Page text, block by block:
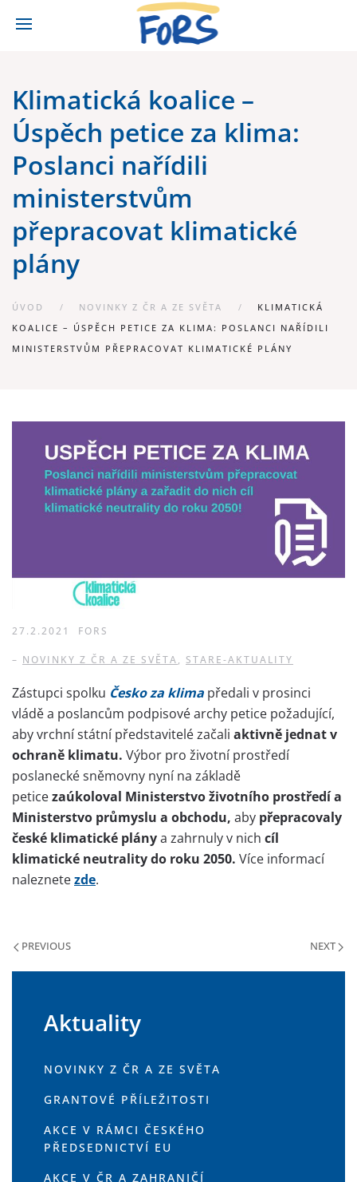
Klimatická koalice –
Úspěch petice za klima:
Poslanci nařídili
ministerstvům
přepracovat klimatické
plány
ÚVOD NOVINKY Z ČR A ZE SVĚTA
KLIMATICKÁ
KOALICE – ÚSPĚCH PETICE ZA KLIMA: POSLANCI NAŘÍDILI
MINISTERSTVŮM PŘEPRACOVAT KLIMATICKÉ PLÁNY
27.2.2021 FORS
– NOVINKY Z ČR A ZE SVĚTA, STARE-AKTUALITY
Zástupci spolku Česko za klima předali v prosinci
vládě a poslancům podpisové archy petice požadující,
aby vrchní státní představitelé začali aktivně jednat v
ochraně klimatu. Výbor pro životní prostředí
poslanecké sněmovny nyní na základě
peticezaúkoloval Ministerstvo životního prostředí a
Ministerstvo průmyslu a obchodu, aby přepracovaly
české klimatické plánya zahrnuly v nich cíl
klimatické neutrality do roku 2050. Více informací
naleznetezde.
PREVIOUS NEXT
Aktuality
NOVINKY Z ČR A ZE SVĚTA
GRANTOVÉ PŘÍLEŽITOSTI
AKCE V RÁMCI ČESKÉHO
PŘEDSEDNICTVÍ EU
AKCE V ČR A ZAHRANIČÍ